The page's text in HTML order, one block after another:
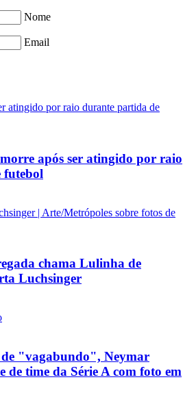
Nome
Email
após ser atingido por raio
futebol
chama Lulinha de
Luchsinger
de "vagabundo", Neymar
de time da Série A com foto em